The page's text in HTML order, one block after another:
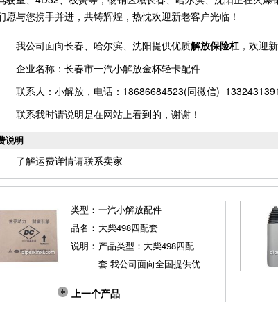
愿与您携手并进，共铸辉煌，热忱欢迎新老客户光临！
我公司面向长春、哈尔滨、沈阳提供优质解放保险杠 ，欢迎
企业名称：长春市一汽小解放金杯轻卡配件
联系人：小解放，电话：18686684523(同微信)
联系我时请说明是在网站上看到的，谢谢！
说明
了解运费详情请联系卖家
类型： 一汽小解放配件
品名： 大柴498四配套
说明： 产品类型：大柴498四配
套 我公司面向全国提供优
新老
上一个产品